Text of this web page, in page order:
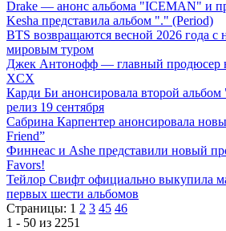
Drake — анонс альбома "ICEMAN" и
Kesha представила альбом "." (Period)
BTS возвращаются весной 2026 года
мировым туром
Джек Антонофф — главный продюсер
XCX
Карди Би анонсировала второй
релиз 19 сентября
Сабрина Карпентер анонсировала
Friend”
Финнеас и Ashe представили новый
Favors!
Тейлор Свифт официально выкупила
первых шести альбомов
Страницы: 1 2 3 45 46
1 - 50 из 2251